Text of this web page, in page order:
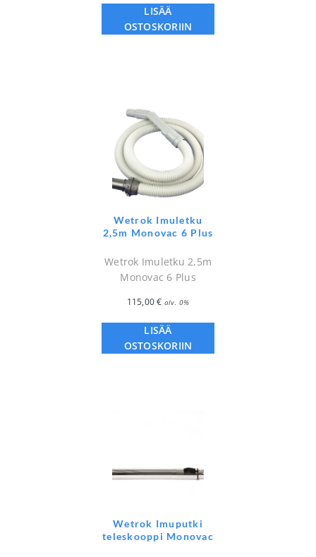
LISÄÄ
OSTOSKORIIN
Wetrok Imuletku
2,5m Monovac 6 Plus
Wetrok Imuletku 2,5m
Monovac 6 Plus
115,00€ alv. 0%
LISÄÄ
OSTOSKORIIN
Wetrok Imuputki
teleskooppi Monovac